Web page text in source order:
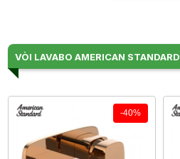
VÒI LAVABO AMERICAN STANDARD
-40%